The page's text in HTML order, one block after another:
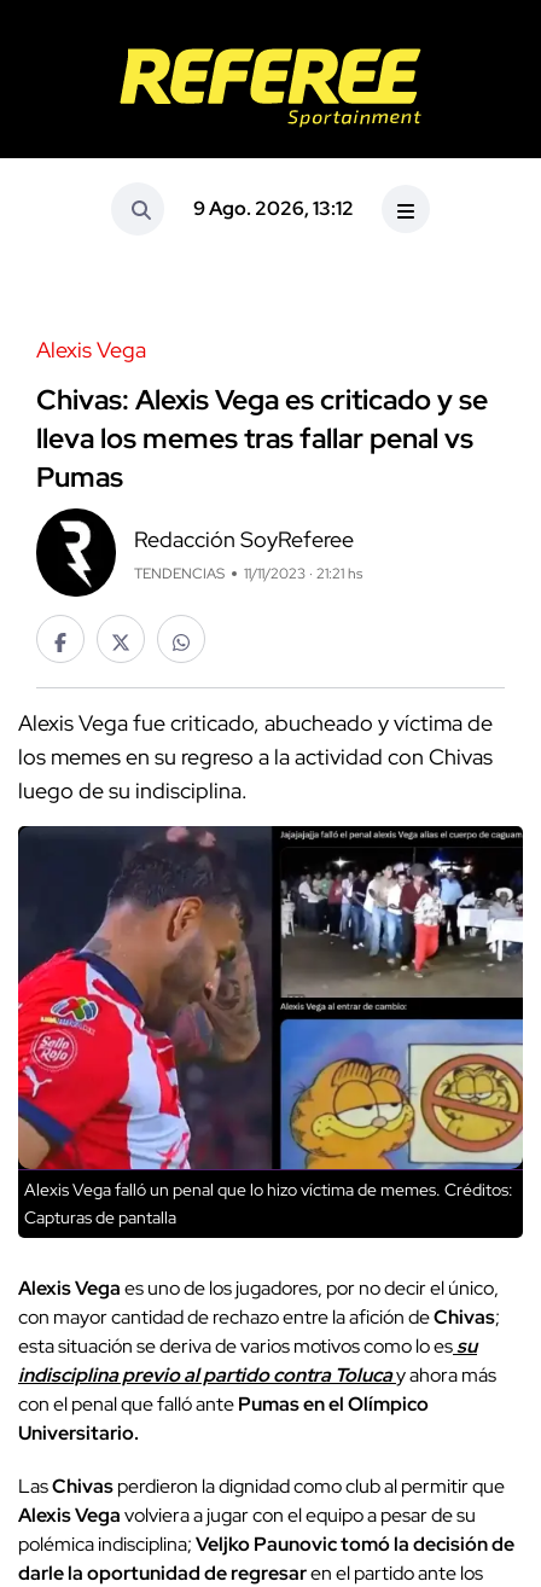
9 Ago. 2026, 13:12
Alexis Vega
Chivas: Alexis Vega es criticado y se
lleva los memes tras fallar penal vs
Pumas
Redacción SoyReferee
TENDENCIAS 11/11/2023 · 21:21 hs
Alexis Vega fue criticado, abucheado y víctima de
los memes en su regreso a la actividad con Chivas
luego de su indisciplina.
Alexis Vega falló un penal que lo hizo víctima de memes. Créditos:
Capturas de pantalla
Alexis Vegaes uno de los jugadores, por no decir el único,
con mayor cantidad de rechazo entre la afición deChivas;
esta situación se deriva de varios motivos como lo essu
indisciplina previo al partido contra Tolucay ahora más
con el penal que falló antePumas en el Olímpico
Universitario.
LasChivasperdieron la dignidad como club al permitir que
Alexis Vegavolviera a jugar con el equipo a pesar de su
polémica indisciplina;Veljko Paunovic tomó la decisión de
darle la oportunidad de regresaren el partido ante los